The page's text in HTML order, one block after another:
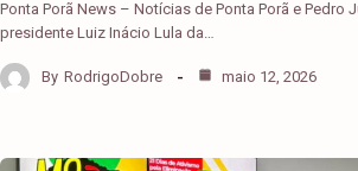
Ponta Porã News – Notícias de Ponta Porã e Pedro
presidente Luiz Inácio Lula da…
By RodrigoDobre maio 12, 2026